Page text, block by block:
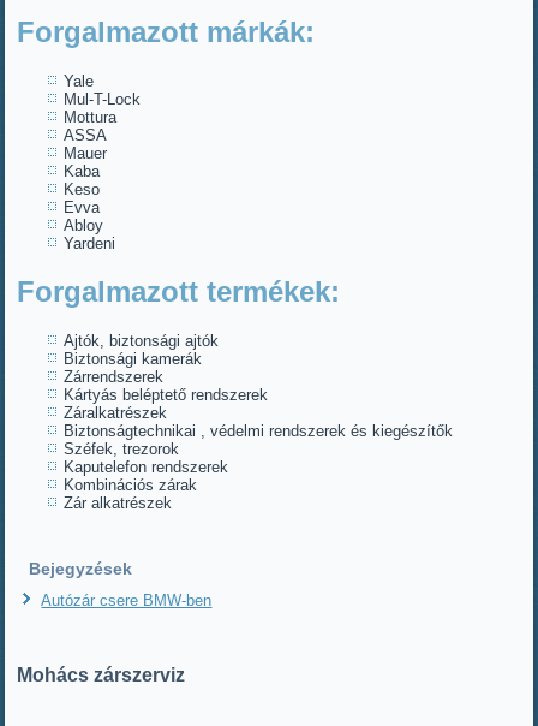
Forgalmazott márkák:
Yale
Mul-T-Lock
Mottura
ASSA
Mauer
Kaba
Keso
Evva
Abloy
Yardeni
Forgalmazott termékek:
Ajtók, biztonsági ajtók
Biztonsági kamerák
Zárrendszerek
Kártyás beléptető rendszerek
Záralkatrészek
Biztonságtechnikai , védelmi rendszerek és kiegészítők
Széfek, trezorok
Kaputelefon rendszerek
Kombinációs zárak
Zár alkatrészek
Bejegyzések
Autózár csere BMW-ben
Mohács zárszerviz